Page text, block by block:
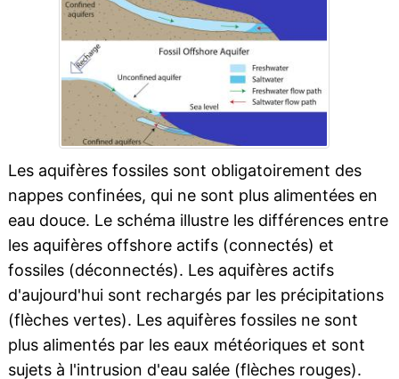
Les aquifères fossiles sont obligatoirement des
nappes confinées, qui ne sont plus alimentées en
eau douce. Le schéma illustre les différences entre
les aquifères offshore actifs (connectés) et
fossiles (déconnectés). Les aquifères actifs
d'aujourd'hui sont rechargés par les précipitations
(flèches vertes). Les aquifères fossiles ne sont
plus alimentés par les eaux météoriques et sont
sujets à l'intrusion d'eau salée (flèches rouges).